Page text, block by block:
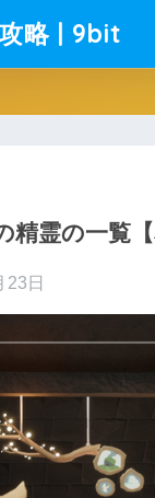
略 | 9bit
精霊の一覧
23日